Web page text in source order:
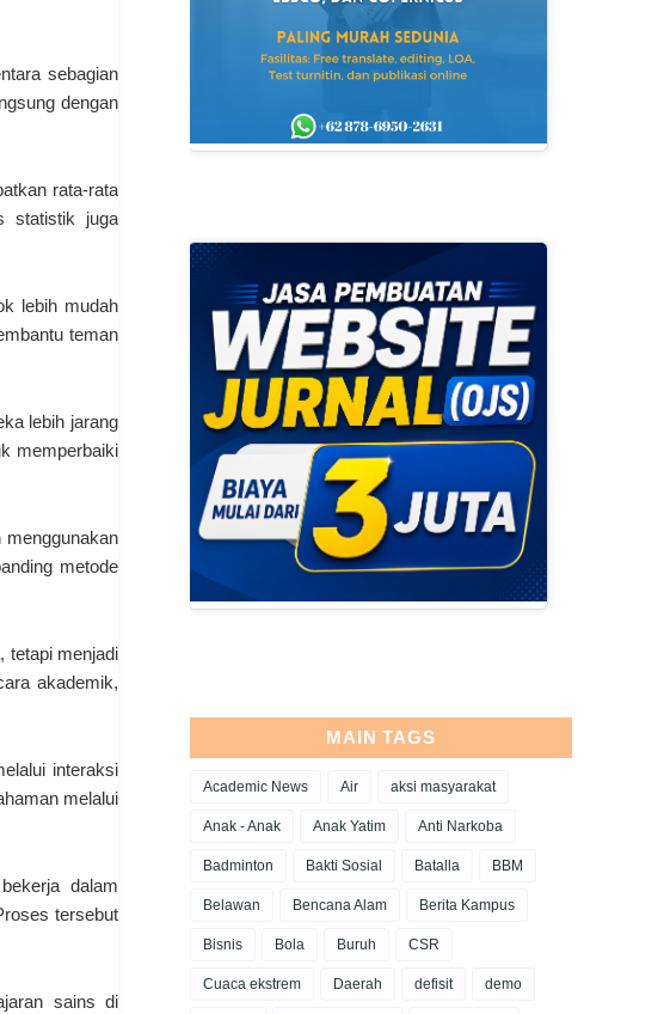
sebagian
dengan
rata-rata
statistik juga
lebih mudah
teman
lebih jarang
memperbaiki
menggunakan
metode
tetapi menjadi
akademik,
interaksi
melalui
dalam
tersebut
sains di
MAIN TAGS
Academic News Air aksi masyarakat
Anak - Anak Anak Yatim Anti Narkoba
Badminton Bakti Sosial Batalla BBM
Belawan Bencana Alam Berita Kampus
Bisnis Bola Buruh CSR
Cuaca ekstrem Daerah defisit demo